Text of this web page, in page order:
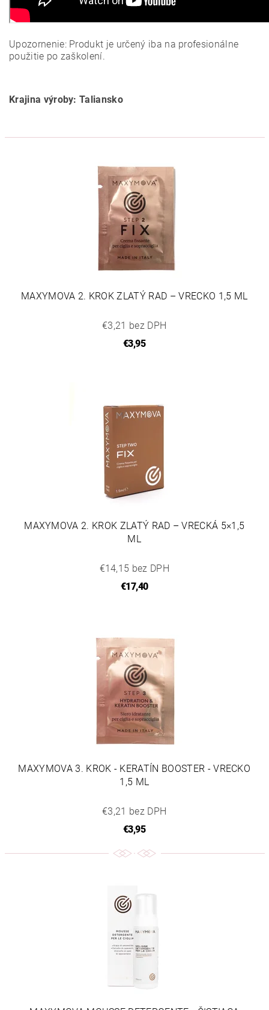
Upozornenie: Produkt je určený iba na profesionálne
použitie po zaškolení.
Krajina výroby: Taliansko
MAXYMOVA 2. KROK ZLATÝ RAD – VRECKO 1,5 ML
€3,21 bez DPH
€3,95
MAXYMOVA 2. KROK ZLATÝ RAD – VRECKÁ 5×1,5
ML
€14,15 bez DPH
€17,40
MAXYMOVA 3. KROK - KERATÍN BOOSTER - VRECKO
1,5 ML
€3,21 bez DPH
€3,95